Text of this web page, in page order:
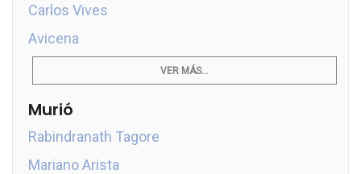
Carlos Vives
Avicena
VER MÁS...
Murió
Rabindranath Tagore
Mariano Arista